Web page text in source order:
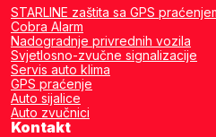
STARLINE zaštita sa GPS
Cobra Alarm
Nadogradnje privrednih vozila
Svjetlosno-zvučne signalizacije
Servis auto klima
GPS praćenje
Auto sijalice
Auto zvučnici
Kontakt